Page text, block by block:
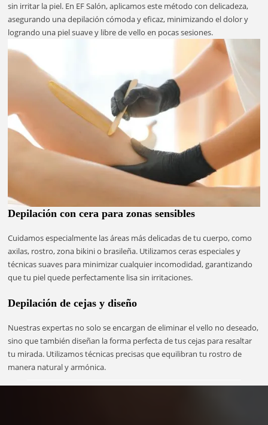
sin irritar la piel. En EF Salón, aplicamos este método con delicadeza,
asegurando una depilación cómoda y eficaz, minimizando el dolor y
logrando una piel suave y libre de vello en pocas sesiones.
Depilación con cera para zonas sensibles
Cuidamos especialmente las áreas más delicadas de tu cuerpo, como
axilas, rostro, zona bikini o brasileña. Utilizamos ceras especiales y
técnicas suaves para minimizar cualquier incomodidad, garantizando
que tu piel quede perfectamente lisa sin irritaciones.
Depilación de cejas y diseño
Nuestras expertas no solo se encargan de eliminar el vello no deseado,
sino que también diseñan la forma perfecta de tus cejas para resaltar
tu mirada. Utilizamos técnicas precisas que equilibran tu rostro de
manera natural y armónica.